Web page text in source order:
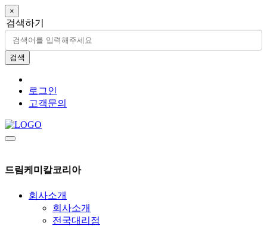
×
검색하기
검색
로그인
고객문의
드림케미칼코리아
회사소개
회사소개
전국대리점